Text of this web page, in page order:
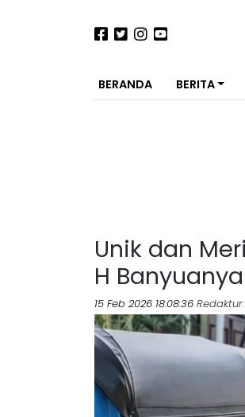
BERANDA BERITA
Unik dan
H
15 Feb 2026 18:08:36 Redaktur